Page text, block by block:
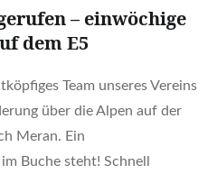
– einwöchige
dem E5
Team unseres Vereins
über die Alpen auf der
Meran. Ein
Buche steht! Schnell